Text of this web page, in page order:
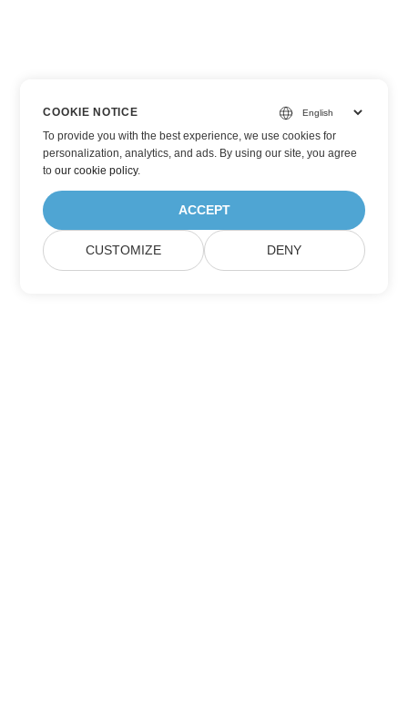
COOKIE NOTICE
To provide you with the best experience, we use cookies for
personalization, analytics, and ads. By using our site, you agree
toour cookie policy.
ACCEPT
CUSTOMIZE DENY